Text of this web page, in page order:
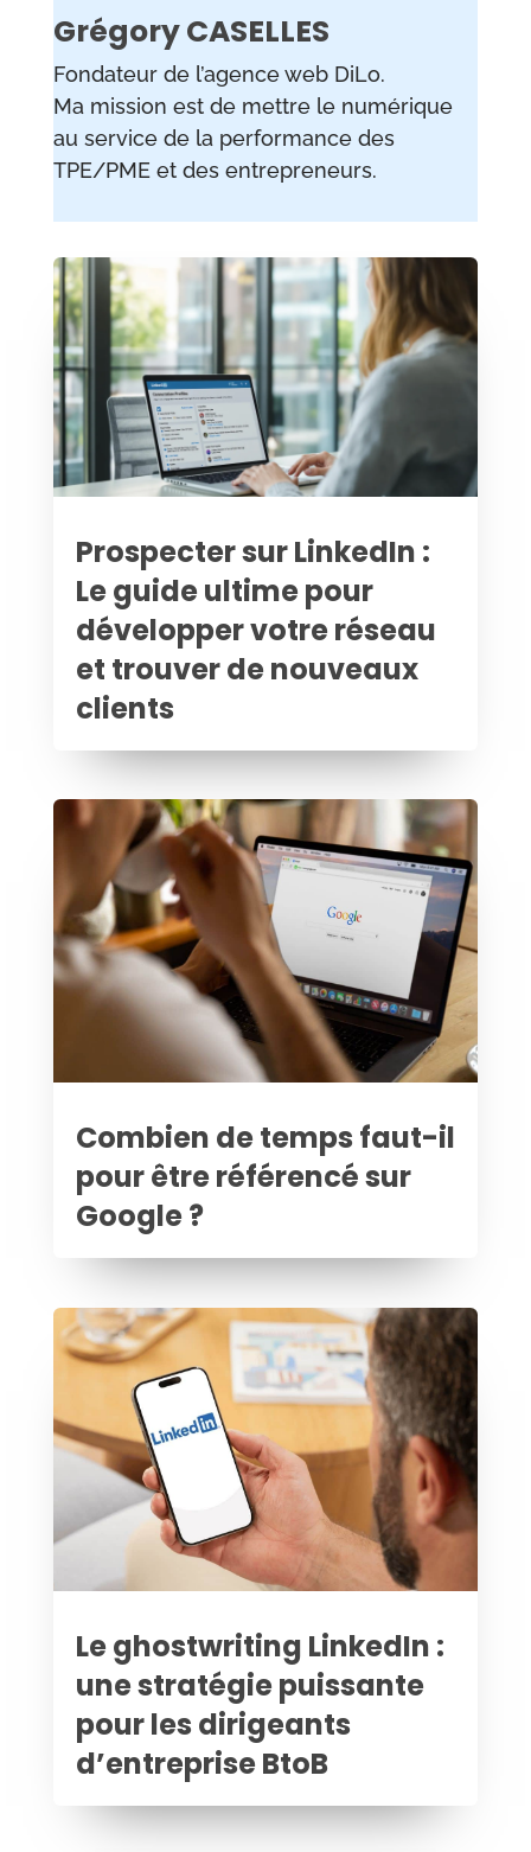
Grégory CASELLES
Fondateur de l’agence web DiLo.
Ma mission est de mettre le numérique
au service de la performance des
TPE/PME et des entrepreneurs.
Prospecter sur LinkedIn :
Le guide ultime pour
développer votre réseau
et trouver de nouveaux
clients
Combien de temps faut-il
pour être référencé sur
Google ?
Le ghostwriting LinkedIn :
une stratégie puissante
pour les dirigeants
d’entreprise BtoB